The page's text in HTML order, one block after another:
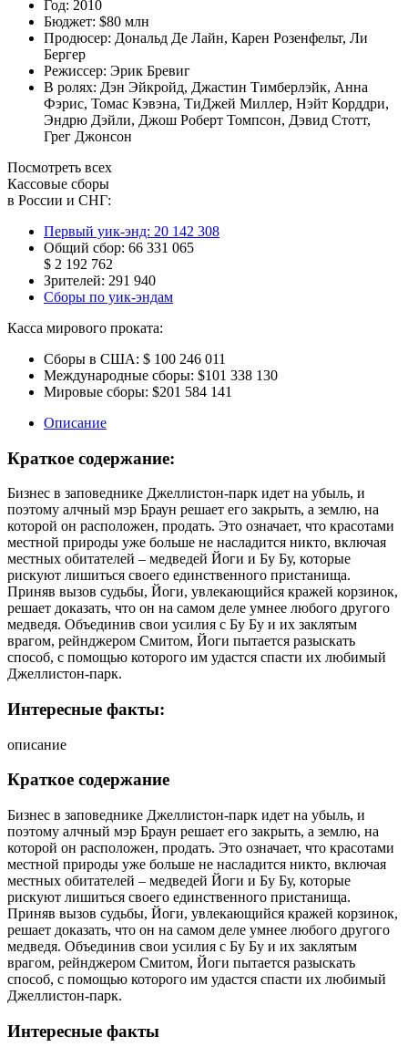
Год: 2010
Бюджет: $80 млн
Продюсер: Дональд Де Лайн, Карен Розенфельт, Ли
Бергер
Режиссер: Эрик Бревиг
В ролях: Дэн Эйкройд, Джастин Тимберлэйк, Анна
Фэрис, Томас Кэвэна, ТиДжей Миллер, Нэйт Корддри,
Эндрю Дэйли, Джош Роберт Томпсон, Дэвид Стотт,
Грег Джонсон
Посмотреть всех
Кассовые сборы
в России и СНГ:
Первый уик-энд: 20 142 308
Общий сбор: 66 331 065
$ 2 192 762
Зрителей: 291 940
Сборы по уик-эндам
Касса мирового проката:
Сборы в США: $ 100 246 011
Международные сборы: $101 338 130
Мировые сборы: $201 584 141
Описание
Краткое содержание:
Бизнес в заповеднике Джеллистон-парк идет на убыль, и
поэтому алчный мэр Браун решает его закрыть, а землю, на
которой он расположен, продать. Это означает, что красотами
местной природы уже больше не насладится никто, включая
местных обитателей – медведей Йоги и Бу Бу, которые
рискуют лишиться своего единственного пристанища.
Приняв вызов судьбы, Йоги, увлекающийся кражей корзинок,
решает доказать, что он на самом деле умнее любого другого
медведя. Объединив свои усилия с Бу Бу и их заклятым
врагом, рейнджером Смитом, Йоги пытается разыскать
способ, с помощью которого им удастся спасти их любимый
Джеллистон-парк.
Интересные факты:
описание
Краткое содержание
Бизнес в заповеднике Джеллистон-парк идет на убыль, и
поэтому алчный мэр Браун решает его закрыть, а землю, на
которой он расположен, продать. Это означает, что красотами
местной природы уже больше не насладится никто, включая
местных обитателей – медведей Йоги и Бу Бу, которые
рискуют лишиться своего единственного пристанища.
Приняв вызов судьбы, Йоги, увлекающийся кражей корзинок,
решает доказать, что он на самом деле умнее любого другого
медведя. Объединив свои усилия с Бу Бу и их заклятым
врагом, рейнджером Смитом, Йоги пытается разыскать
способ, с помощью которого им удастся спасти их любимый
Джеллистон-парк.
Интересные факты